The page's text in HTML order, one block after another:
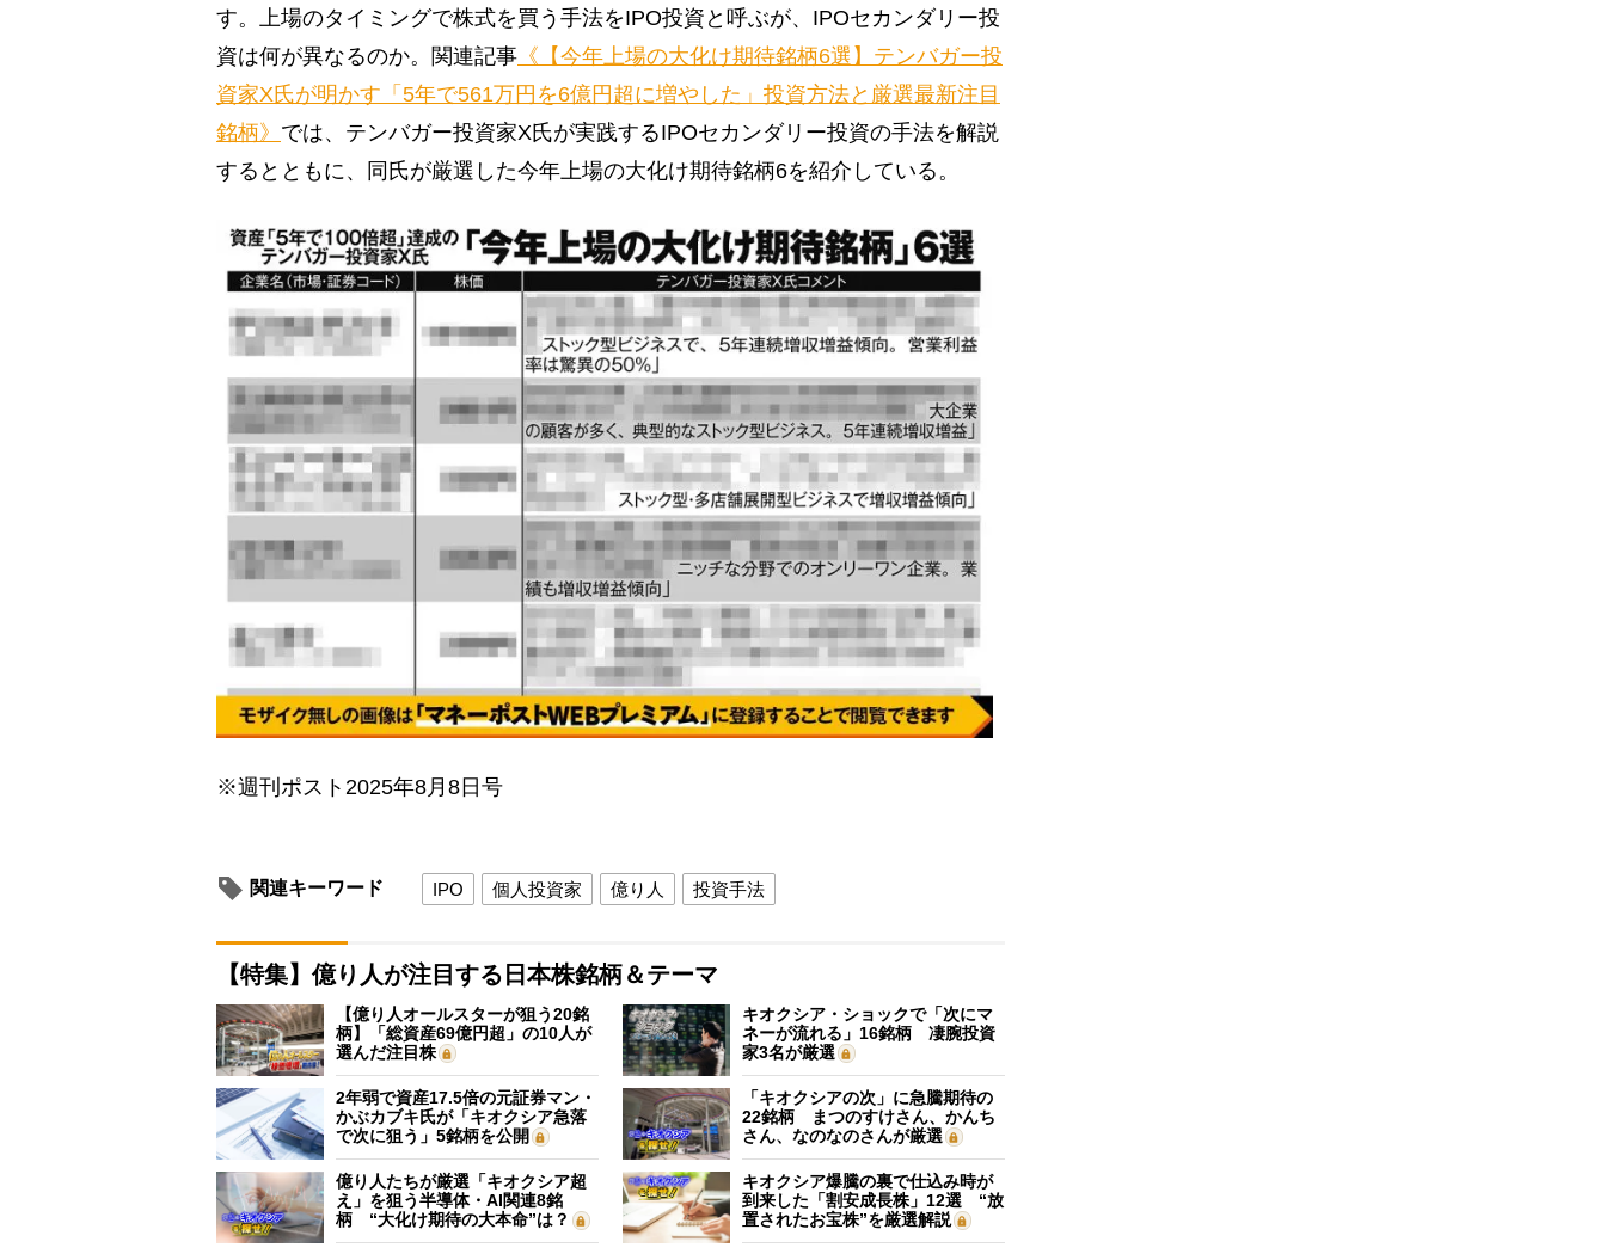
す。上場のタイミングで株式を買う手法をIPO投資と呼ぶが、IPOセカンダリー投
資は何が異なるのか。関連記事 《【今年上場の大化け期待銘柄6選】テンバガー投
資家X氏が明かす「5年で561万円を6億円超に増やした」投資方法と厳選最新注目
銘柄》 では、テンバガー投資家X氏が実践するIPOセカンダリー投資の手法を解説
するとともに、同氏が厳選した今年上場の大化け期待銘柄6を紹介している。
※週刊ポスト2025年8月8日号
関連キーワード IPO 個人投資家 億り人 投資手法
【特集】億り人が注目する日本株銘柄＆テーマ
【億り人オールスターが狙う20銘
柄】「総資産69億円超」の10人が
選んだ注目株
キオクシア・ショックで「次にマ
ネーが流れる」16銘柄 凄腕投資
家3名が厳選
2年弱で資産17.5倍の元証券マン・
かぶカブキ氏が「キオクシア急落
で次に狙う」5銘柄を公開
「キオクシアの次」に急騰期待の
22銘柄 まつのすけさん、かんち
さん、なのなのさんが厳選
億り人たちが厳選「キオクシア超
え」を狙う半導体・AI関連8銘
柄 “大化け期待の大本命”は？
キオクシア爆騰の裏で仕込み時が
到来した「割安成長株」12選 “放
置されたお宝株”を厳選解説